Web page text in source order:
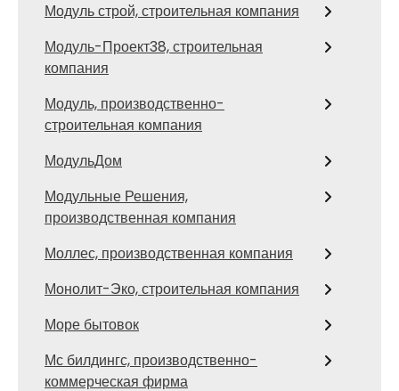
Модуль строй, строительная компания
Модуль-Проект38, строительная
компания
Модуль, производственно-
строительная компания
МодульДом
Модульные Решения,
производственная компания
Моллес, производственная компания
Монолит-Эко, строительная компания
Море бытовок
Мс билдингс, производственно-
коммерческая фирма